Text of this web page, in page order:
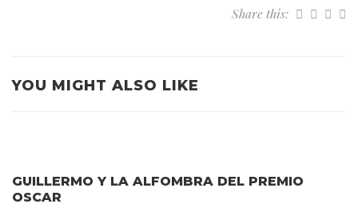
Share this:
YOU MIGHT ALSO LIKE
GUILLERMO Y LA ALFOMBRA DEL PREMIO
OSCAR